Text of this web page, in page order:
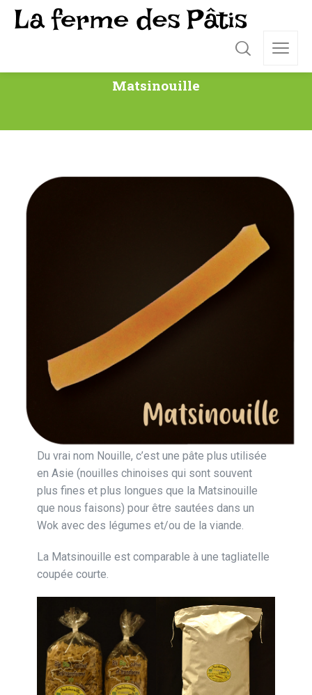
Matsinouille
Du vrai nom Nouille, c’est une pâte plus utilisée
en Asie (nouilles chinoises qui sont souvent
plus fines et plus longues que la Matsinouille
que nous faisons) pour être sautées dans un
Wok avec des légumes et/ou de la viande.
La Matsinouille est comparable à une tagliatelle
coupée courte.